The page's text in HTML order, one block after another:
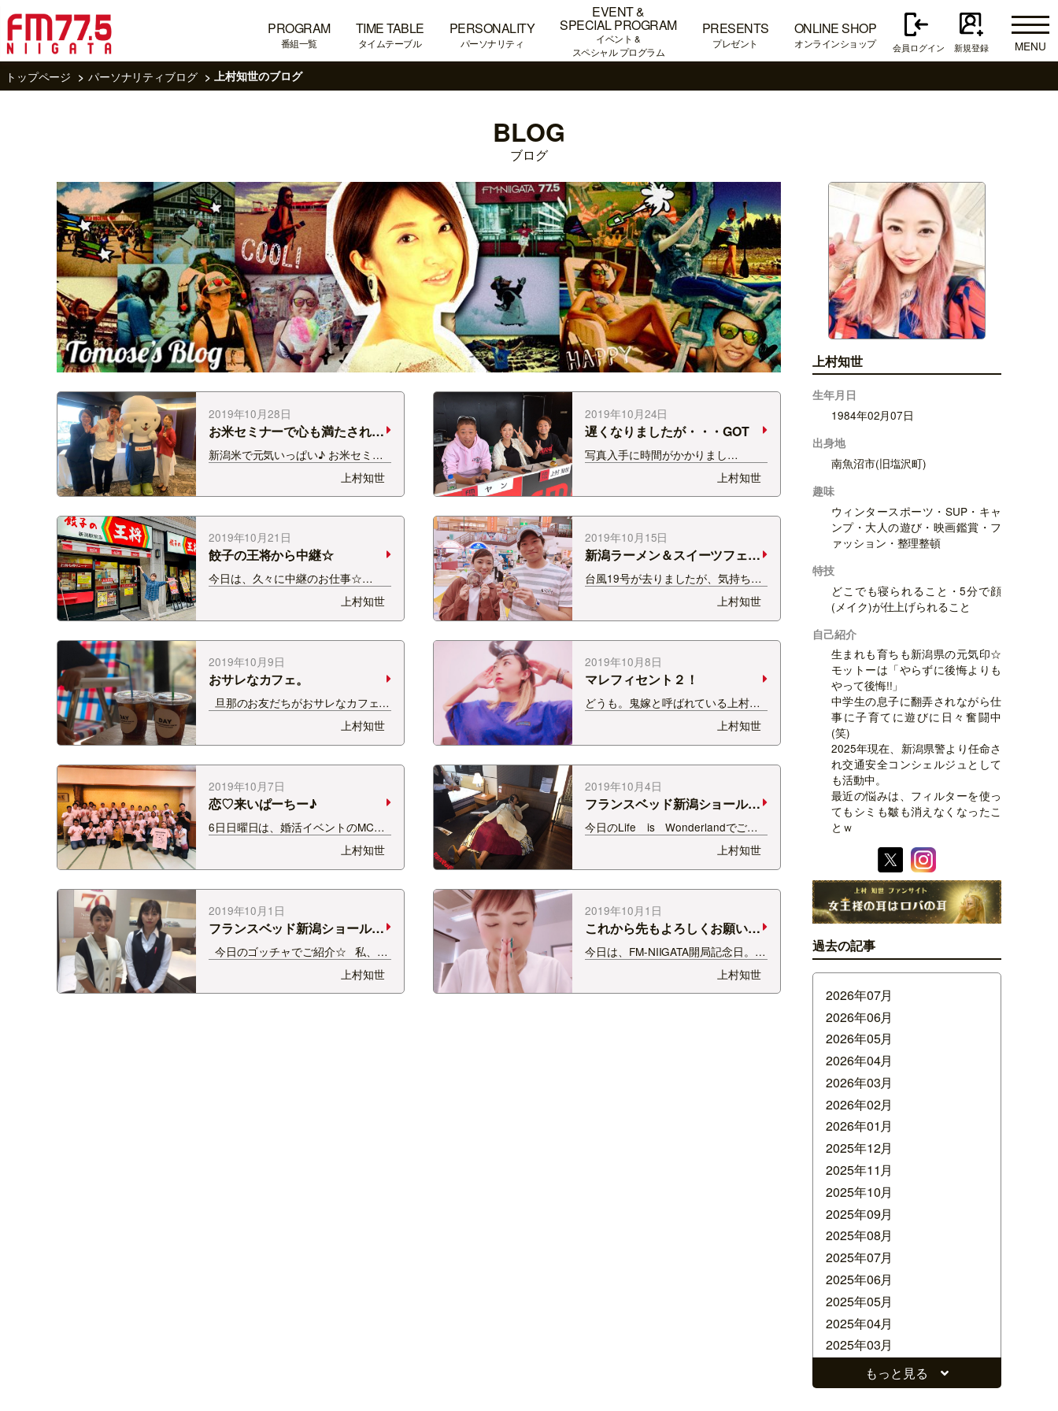
PROGRAM
番組一覧
TIME TABLE
タイムテーブル
PERSONALITY
パーソナリティ
EVENT &
SPECIAL PROGRAM
イベント &
スペシャル プログラム
PRESENTS
プレゼント
ONLINE SHOP
オンラインショップ 会員ログイン 新規登録
MENU
トップページ
パーソナリティブログ 上村知世のブログ
BLOG
ブログ
2019年10月28日
お米セミナーで心も満たされ
る。
新潟米で元気いっぱい♪ お米セミナ
ーの司会をさせていただきまし
た！！ ANAクラウンプラザホテル
新潟 ルミエールで最高の眺めの中で
米三昧☆ ※栄養士の石墨さんと料
理芸人のクック井…
上村知世
2019年10月24日
遅くなりましたが・・・GOT
写真入手に時間がかかりまし
て・・・ アップが遅くなってしまい
申し訳ありません！！ 20日日曜日
は、中越自動車学校でゴッチャ新粘
り紙の配布イベントを行いました＾
－＾ 最初ポツポツ雨が降っていたん
ですが、無事回…
上村知世
2019年10月21日
餃子の王将から中継☆
今日は、久々に中継のお仕事☆
HAPPY MAPPY内に餃子の王将の情
報をお届け！ 場所は、ＪＲ新潟駅
万代口を出てすぐ‼ 店長、今イチオ
シのメニューは・・・「あんかけ焼
そば」 &…
上村知世
2019年10月15日
新潟ラーメン＆スイーツフェス
タ
台風19号が去りましたが、気持ちは
あまり晴れない週明けですね。。。
みなさんのお住いの地域は、大丈夫
でしたでしょうか？ そして！そん
な中ではありますが、 ３連休は、新
潟ふるさと村で新潟ラーメン＆スイ
ーツフェ…
上村知世
2019年10月9日
おサレなカフェ。
旦那のお友だちがおサレなカフェを
OPEN☆ 小さな彼と彼の友だちも一
緒にお邪魔してきました！！ 坂口
憲二さんが手がけている the
risingsun coffeeが飲めますよ☆…
上村知世
2019年10月8日
マレフィセント２！
どうも。鬼嫁と呼ばれている上村で
す。 この度マレフィセント上村に変
身しました。 ディズニー最恐“マ
レ様” 今度はどんなストーリーなん
だろう？ いよいよマレフィセント２
が10月18…
上村知世
2019年10月7日
恋♡来いぱーちー♪
6日日曜日は、婚活イベントのMCを
させていただきました♡ 潟東商工
会が開催する 恋♡来いパーティ
ー！！ 男女が出会うドキドキ感っ
てやっぱりいいですね♪ クイズやプ
ランニングなどい…
上村知世
2019年10月4日
フランスベッド新潟ショールー
ム②
今日のLife is Wonderlandでご紹
介！ フランスベッド新潟ショール
ームでの取材日記②です☆ この前
ブログにアップしたキュリエスエー
ジーに続き、 アスリートも使用して
いる話題のマッ…
上村知世
2019年10月1日
フランスベッド新潟ショールー
ム♪①
今日のゴッチャでご紹介☆ 私、先
日、新潟市中央区にあるデッキー４
０１ ２階の フランスベッド新潟シ
ョールームへ行ってきました！ 気
上村知世
2019年10月1日
これから先もよろしくお願いし
ます！
今日は、FM-NIIGATA開局記念日。
1987年開局で、32周年を迎えさせて
いただきました！！ 32年のうちの
1/3ほどしか私は携わっていません
上村知世
上村知世
生年月日
1984年02月07日
出身地
南魚沼市(旧塩沢町)
趣味
ウィンタースポーツ・SUP・キャ
ンプ・大人の遊び・映画鑑賞・フ
ァッション・整理整頓
特技
どこでも寝られること・5分で顔
(メイク)が仕上げられること
自己紹介
生まれも育ちも新潟県の元気印☆
モットーは「やらずに後悔よりも
やって後悔!!」
中学生の息子に翻弄されながら仕
事に子育てに遊びに日々奮闘中
(笑)
2025年現在、新潟県警より任命さ
れ交通安全コンシェルジュとして
も活動中。
最近の悩みは、フィルターを使っ
てもシミも皺も消えなくなったこ
とｗ
過去の記事
2026年07月
2026年06月
2026年05月
2026年04月
2026年03月
2026年02月
2026年01月
2025年12月
2025年11月
2025年10月
2025年09月
2025年08月
2025年07月
2025年06月
2025年05月
2025年04月
2025年03月
2025年02月
2025年01月
もっと見る